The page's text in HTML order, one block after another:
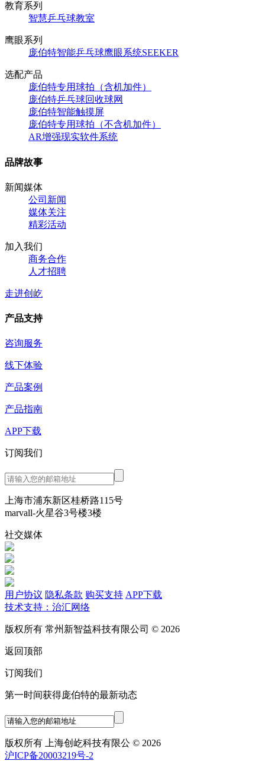
教育系列
智慧乒乓球教室
鹰眼系列
庞伯特智能乒乓球鹰眼系统SEEKER
选配产品
庞伯特专用球拍（含机加件）
庞伯特乒乓球回收球网
庞伯特智能触摸屏
庞伯特专用球拍（不含机加件）
AR增强现实软件系统
品牌故事
新闻媒体
公司新闻
媒体关注
精彩活动
加入我们
商务合作
人才招聘
走进创屹
产品支持
咨询服务
线下体验
产品案例
产品指南
APP下载
订阅我们
上海市浦东新区桂桥路115号
marvall-火星谷3号楼3楼
社交媒体
用户协议 隐私条款 购买支持 APP下载
技术支持：治汇网络
版权所有 常州新智益科技有限公司 © 2026
返回顶部
订阅我们
第一时间获得庞伯特的最新动态
版权所有 上海创屹科技有限公 © 2026
沪ICP备20003219号-2